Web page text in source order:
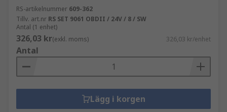
RS-artikelnummer 609-362
Tillv. art.nr RS SET 9061 OBDII / 24V / 8 / SW
Antal (1 enhet)
326,03 kr(exkl. moms) 326,03 kr/enhet
Antal
Lägg i korgen